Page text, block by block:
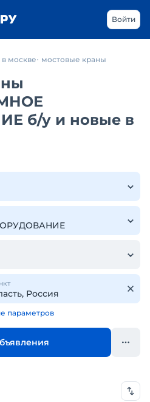
Войти
москве мостовые краны
б/у и новые в
параметров